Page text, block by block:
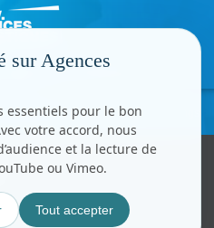
information Contact Cookie settings
Copyright © CC.Comunication
All right reserved
sur Agences
essentiels pour le bon
votre accord, nous
et la lecture de
ou Vimeo.
Tout accepter